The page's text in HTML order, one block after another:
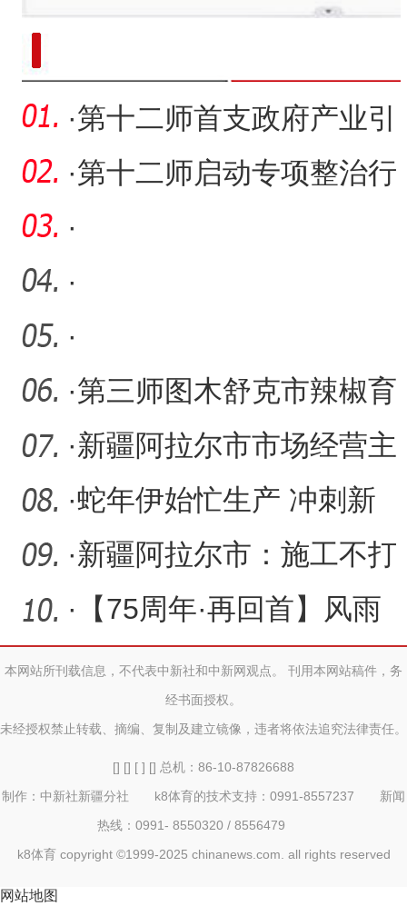
·第十二师首支政府产业引
导母基金正式设立
·第十二师启动专项整治行
动 为期两个月
·
·
·
·第三师图木舒克市辣椒育
苗工作火热进行
·新疆阿拉尔市市场经营主
体总量突破3万户
·蛇年伊始忙生产 冲刺新
年“开门红”
·新疆阿拉尔市：施工不打
烊 建设冲刺忙
·
【75周年·再回首】风雨
春秋关山月——原第一师
医
本网站所刊载信息，不代表中新社和中新网观点。 刊用本网站稿件，务
经书面授权。
未经授权禁止转载、摘编、复制及建立镜像，违者将依法追究法律责任。
[] [] [ ] [] 总机：86-10-87826688
制作：中新社新疆分社 k8体育的技术支持：0991-8557237 新闻
热线：0991- 8550320 / 8556479
k8体育 copyright ©1999-2025 chinanews.com. all rights reserved
网站地图